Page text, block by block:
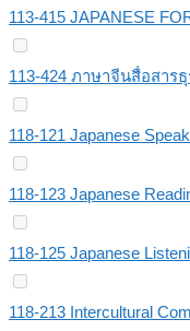
113-415 JAPANESE
113-424 ภาษาจีนสื่อสาร
118-121 Japanese
118-123 Japanese
118-125 Japanese
118-213 Intercultural